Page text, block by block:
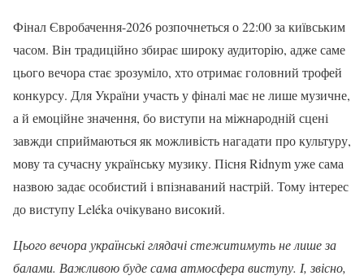
Фінал Євробачення-2026 розпочнеться о 22:00 за київським
часом. Він традиційно збирає широку аудиторію, адже саме
цього вечора стає зрозуміло, хто отримає головний трофей
конкурсу. Для України участь у фіналі має не лише музичне,
а й емоційне значення, бо виступи на міжнародній сцені
завжди сприймаються як можливість нагадати про культуру,
мову та сучасну українську музику. Пісня Ridnym уже сама
назвою задає особистий і впізнаваний настрій. Тому інтерес
до виступу Leléka очікувано високий.
Цього вечора українські глядачі стежитимуть не лише за
балами. Важливою буде сама атмосфера виступу. І, звісно,